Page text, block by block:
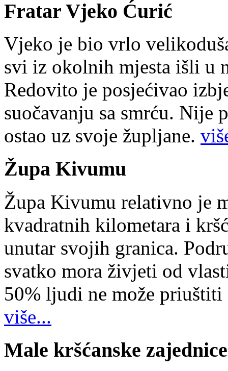
Fratar Vjeko Ćurić
Vjeko je bio vrlo
svi iz okolnih mjesta išli u
Redovito je posjećivao
suočavanju sa smrću. Nije
ostao uz svoje župljane.
Župa Kivumu
Župa Kivumu relativno je
kvadratnih kilometara i
unutar svojih granica.
svatko mora živjeti od
50% ljudi ne može
više...
Male kršćanske zajednice